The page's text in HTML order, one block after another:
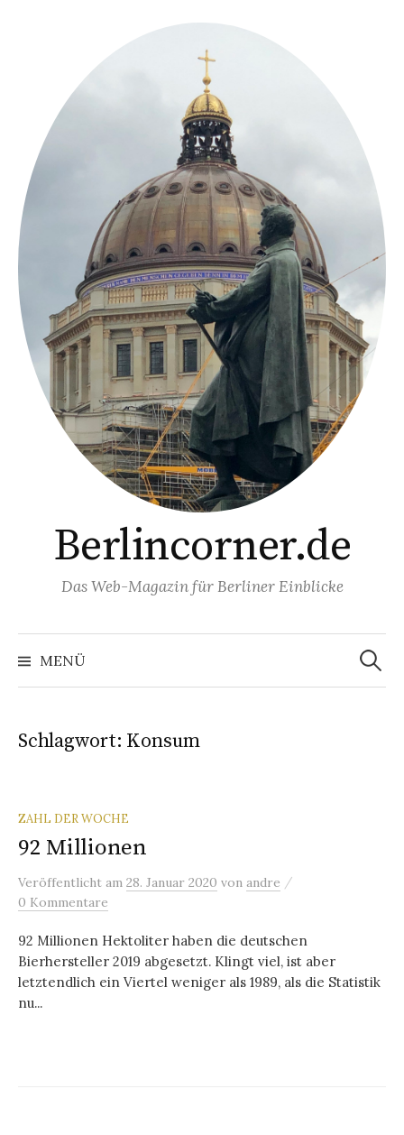
Berlincorner.de
Das Web-Magazin für Berliner Einblicke
MENÜ
Suchen
nach:
Schlagwort: Konsum
ZAHL DER WOCHE
92 Millionen
Veröffentlicht am 28. Januar 2020 von andre /
0 Kommentare
92 Millionen Hektoliter haben die deutschen
Bierhersteller 2019 abgesetzt. Klingt viel, ist aber
letztendlich ein Viertel weniger als 1989, als die Statistik
nu...